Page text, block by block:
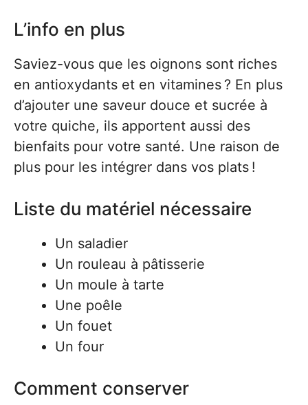
L’info en plus
Saviez-vous que les oignons sont riches
en antioxydants et en vitamines ? En plus
d’ajouter une saveur douce et sucrée à
votre quiche, ils apportent aussi des
bienfaits pour votre santé. Une raison de
plus pour les intégrer dans vos plats !
Liste du matériel nécessaire
Un saladier
Un rouleau à pâtisserie
Un moule à tarte
Une poêle
Un fouet
Un four
Comment conserver